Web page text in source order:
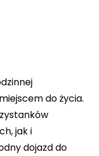
do życia.
jak i
dojazd do